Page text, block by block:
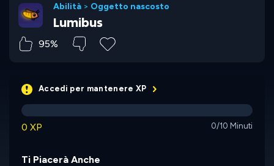
Abilità > Oggetto nascosto
Lumibus
95%
Accedi per mantenere XP
0 XP 0/10 Minuti
Ti Piacerà Anche